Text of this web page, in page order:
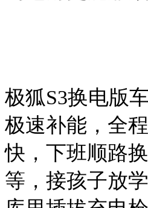
极狐S3换电版
极速补能，全
快， 下班顺路
等，接孩子放